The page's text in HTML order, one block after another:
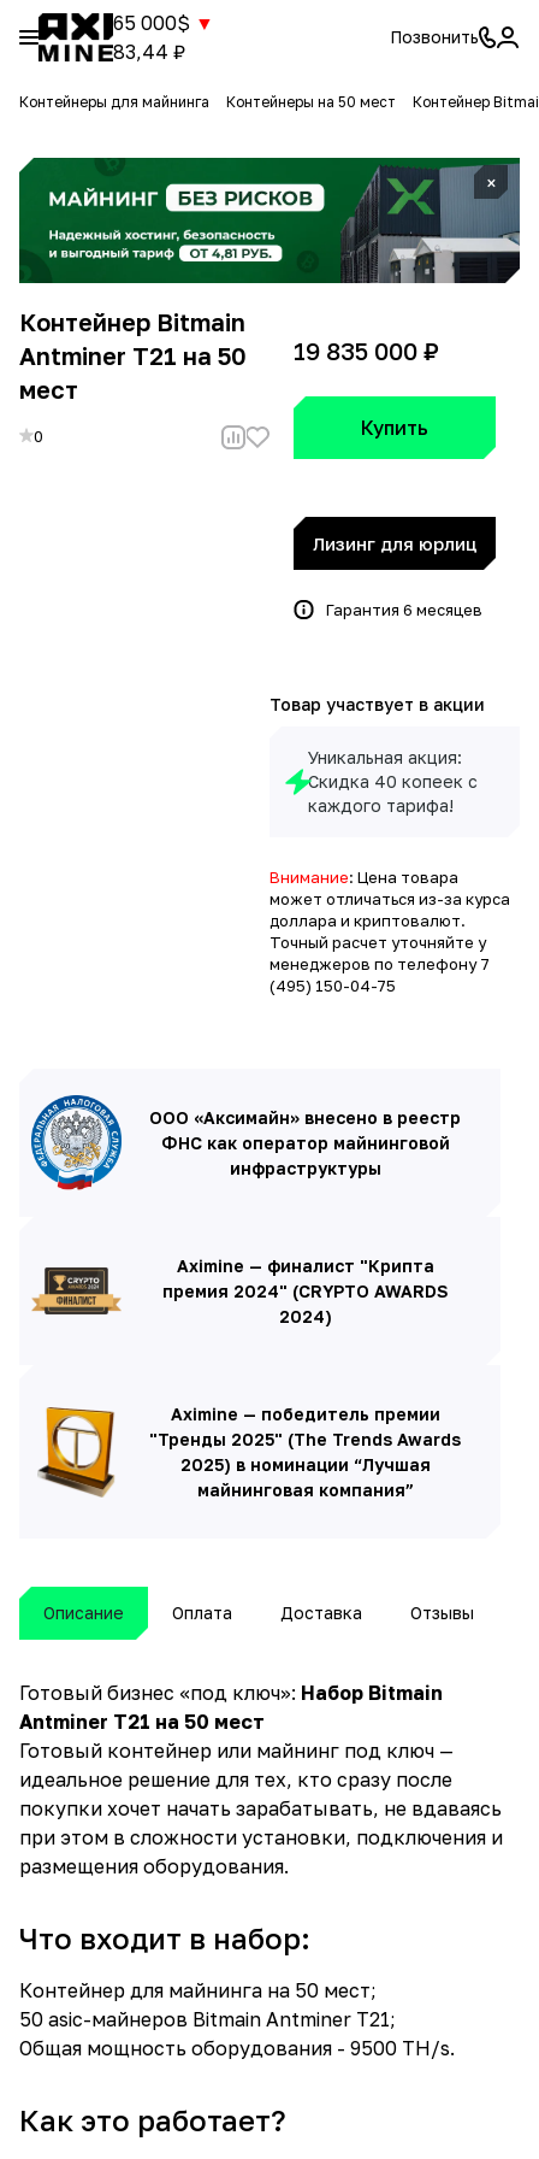
65 000$ ▼
83,44 ₽
Позвонить
Контейнеры для майнинга Контейнеры на 50 мест Контейнер
×
Контейнер Bitmain
Antminer T21 на 50
мест
0
19 835 000 ₽
Купить
Лизинг для юрлиц
Гарантия 6 месяцев
Товар участвует в акции
Уникальная акция:
Скидка 40 копеек с
каждого тарифа!
Внимание: Цена товара
может отличаться из-за курса
доллара и криптовалют.
Точный расчет уточняйте у
менеджеров по телефону7
(495) 150-04-75
ООО «Аксимайн» внесено в реестр
ФНС как оператор майнинговой
инфраструктуры
Aximine — финалист "Крипта
премия 2024" (CRYPTO AWARDS
2024)
Aximine — победитель премии
"Тренды 2025" (The Trends Awards
2025) в номинации “Лучшая
майнинговая компания”
Описание Оплата Доставка Отзывы
Готовый бизнес «под ключ»: Набор Bitmain
Antminer T21 на 50 мест
Готовый контейнер или майнинг под ключ —
идеальное решение для тех, кто сразу после
покупки хочет начать зарабатывать, не вдаваясь
при этом в сложности установки, подключения и
размещения оборудования.
Что входит в набор:
Контейнер для майнинга на 50 мест;
50 asic-майнеров Bitmain Antminer T21;
Общая мощность оборудования - 9500 TH/s.
Как это работает?